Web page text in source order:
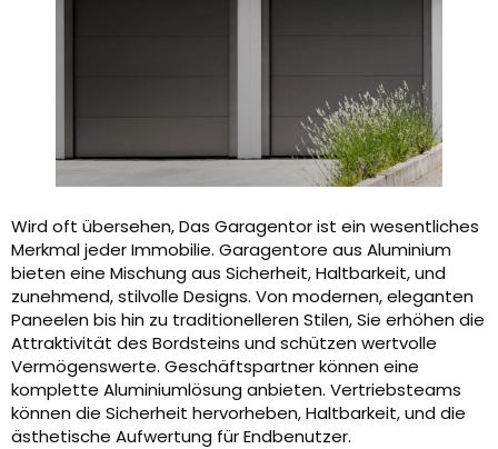
Wird oft übersehen, Das Garagentor ist ein wesentliches
Merkmal jeder Immobilie. Garagentore aus Aluminium
bieten eine Mischung aus Sicherheit, Haltbarkeit, und
zunehmend, stilvolle Designs. Von modernen, eleganten
Paneelen bis hin zu traditionelleren Stilen, Sie erhöhen die
Attraktivität des Bordsteins und schützen wertvolle
Vermögenswerte. Geschäftspartner können eine
komplette Aluminiumlösung anbieten. Vertriebsteams
können die Sicherheit hervorheben, Haltbarkeit, und die
ästhetische Aufwertung für Endbenutzer.